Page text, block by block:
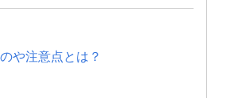
や注意点とは？